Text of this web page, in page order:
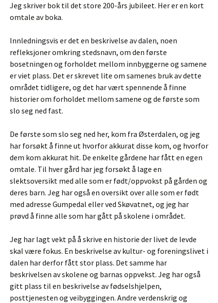
Jeg skriver bok til det store 200-års jubileet. Her er en kort
omtale av boka.
Innledningsvis er det en beskrivelse av dalen, noen
refleksjoner omkring stedsnavn, om den første
bosetningen og forholdet mellom innbyggerne og samene
er viet plass. Det er skrevet lite om samenes bruk av dette
området tidligere, og det har vært spennende å finne
historier om forholdet mellom samene og de første som
slo seg ned fast.
De første som slo seg ned her, kom fra Østerdalen, og jeg
har forsøkt å finne ut hvorfor akkurat disse kom, og hvorfor
dem kom akkurat hit. De enkelte gårdene har fått en egen
omtale. Til hver gård har jeg forsøkt å lage en
slektsoversikt med alle som er født/oppvokst på gården og
deres barn. Jeg har også en oversikt over alle som er født
med adresse Gumpedal eller ved Skøvatnet, og jeg har
prøvd å finne alle som har gått på skolene i området.
Jeg har lagt vekt på å skrive en historie der livet de levde
skal være fokus. En beskrivelse av kultur- og foreningslivet i
dalen har derfor fått stor plass. Det samme har
beskrivelsen av skolene og barnas oppvekst. Jeg har også
gitt plass til en beskrivelse av fødselshjelpen,
posttjenesten og veibyggingen. Andre verdenskrig og